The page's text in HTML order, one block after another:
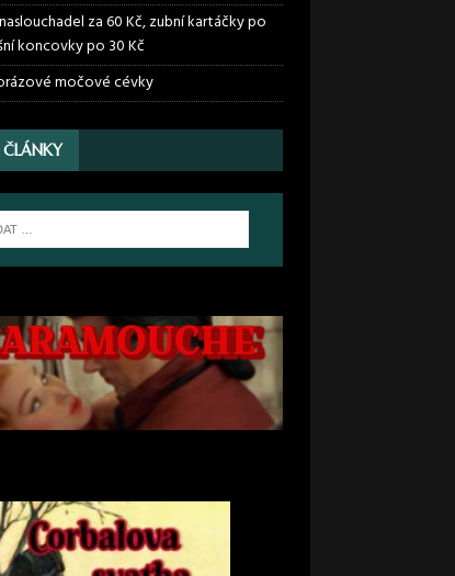
za 60 Kč, zubní kartáčky po
koncovky po 30 Kč
močové cévky